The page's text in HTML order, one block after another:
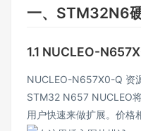
一、STM32N6
1.1 NUCLEO-
NUCLEO-N657X0-Q 资
STM32 N657 NUCLEO
用户快速来做扩展。价格